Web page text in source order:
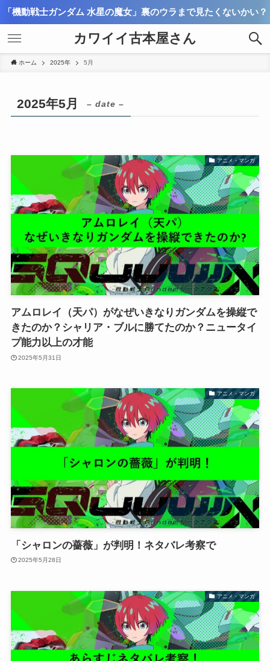
「機動戦士ガンダム 水星の魔女」裏のウラまで見たくないかい？
カワイイ古本屋さん
ホーム 2025年 5月
2025年5月 – date –
アニメ・マンガ
アムロレイ（天パ）がなぜいきなりガンダムを操縦で
きたのか？シャリア・ブルに勝てたのか？ニュータイ
プ能力以上の才能
2025年5月31日
アニメ・マンガ
「シャロンの薔薇」が判明！ネタバレ考察で
2025年5月28日
アニメ・マンガ